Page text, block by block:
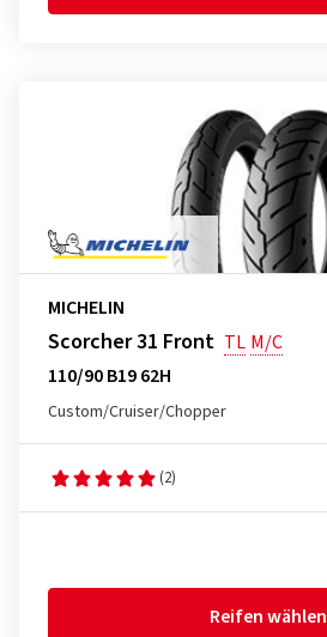
MICHELIN
Scorcher 31 Front TL M/C
110/90 B19 62H
Custom/Cruiser/Chopper
(2)
Reifen wählen